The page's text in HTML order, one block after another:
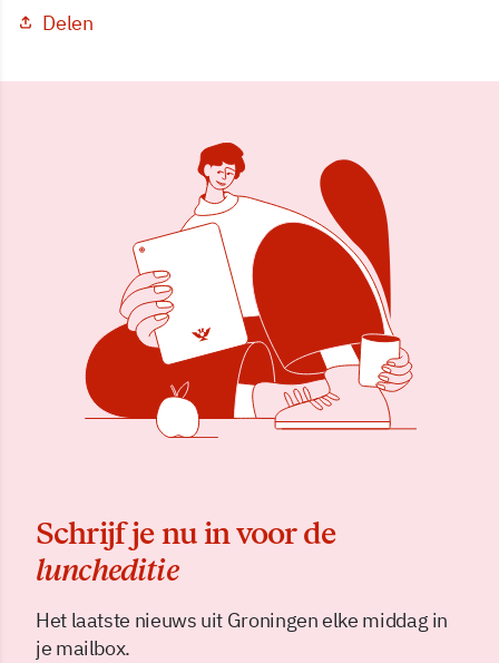
Delen
Schrijf je nu in voor de
luncheditie
Het laatste nieuws uit Groningen elke middag in
je mailbox.